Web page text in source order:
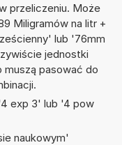
przeliczeniu. Może
Miligramów na litr +
lub '76mm
jednostki
muszą pasować do
exp 3' lub '4 pow
naukowym'